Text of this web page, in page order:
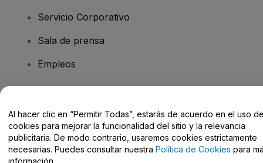
Servicio Corporativo
Sala de prensa
Empleos
Centro de Ayuda / Contacto
Al hacer clic en “Permitir Todas”, estarás de acuerdo en el uso
cookies para mejorar la funcionalidad del sitio y la relevancia
publicitaria. De modo contrario, usaremos cookies estrictamente
necesarias. Puedes consultar nuestra Política de Cookies para
información.